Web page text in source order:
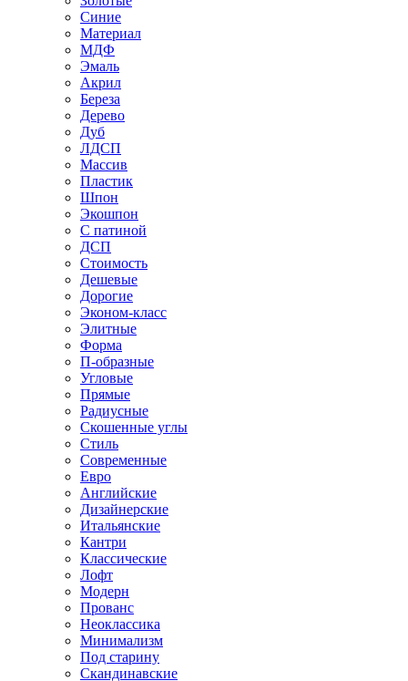
Синие
Материал
МДФ
Эмаль
Акрил
Береза
Дерево
Дуб
ЛДСП
Массив
Пластик
Шпон
Экошпон
С патиной
ДСП
Стоимость
Дешевые
Дорогие
Эконом-класс
Элитные
Форма
П-образные
Угловые
Прямые
Радиусные
Скошенные углы
Стиль
Современные
Евро
Английские
Дизайнерские
Итальянские
Кантри
Классические
Лофт
Модерн
Прованс
Неоклассика
Минимализм
Под старину
Скандинавские